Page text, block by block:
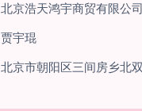
北京浩天鸿宇商贸有限公司
贾宇琨
北京市朝阳区三间房乡北